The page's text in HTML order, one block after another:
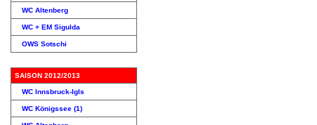
WC Altenberg
WC + EM Sigulda
OWS Sotschi
SAISON 2012/2013
WC Innsbruck-Igls
WC Königssee (1)